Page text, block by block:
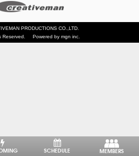
PRODUCTIONS CO.,LTD.
Reserved.
Powered by mgn inc.
SCHEDULE MEMBERS